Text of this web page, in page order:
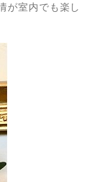
が室内でも楽し